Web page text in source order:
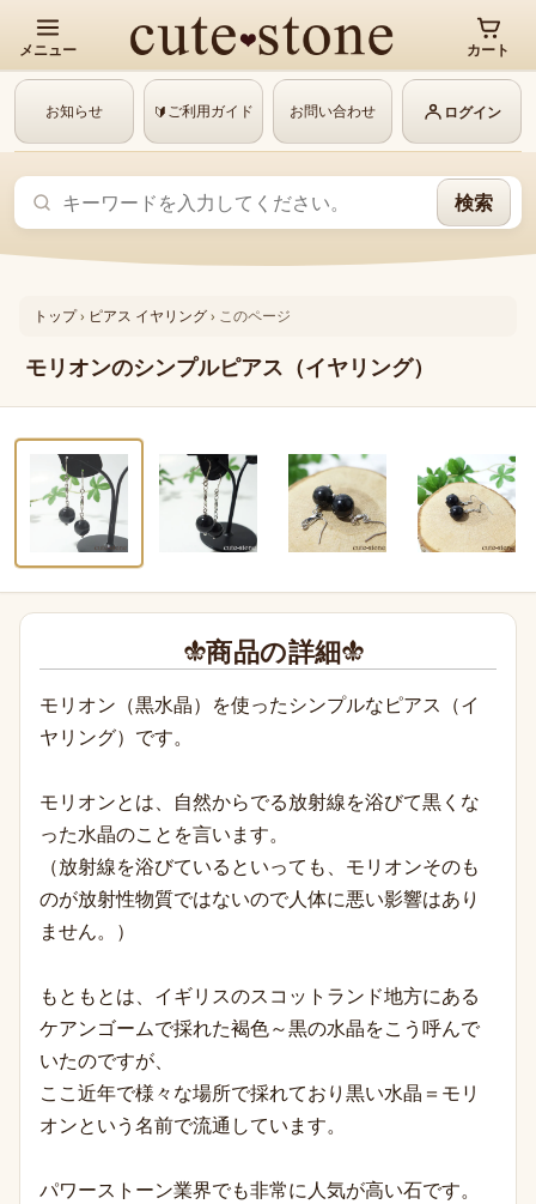
メニュー カート
お知らせ 🔰ご利用ガイド お問い合わせ ログイン
検索
トップ› ピアス イヤリング› このページ
モリオンのシンプルピアス（イヤリング）
‹
商品の詳細
モリオン（黒水晶）を使ったシンプルなピアス（イ
ヤリング）です。
モリオンとは、自然からでる放射線を浴びて黒くな
った水晶のことを言います。
（放射線を浴びているといっても、モリオンそのも
のが放射性物質ではないので人体に悪い影響はあり
ません。）
もともとは、イギリスのスコットランド地方にある
ケアンゴームで採れた褐色～黒の水晶をこう呼んで
いたのですが、
ここ近年で様々な場所で採れており黒い水晶＝モリ
オンという名前で流通しています。
パワーストーン業界でも非常に人気が高い石です。